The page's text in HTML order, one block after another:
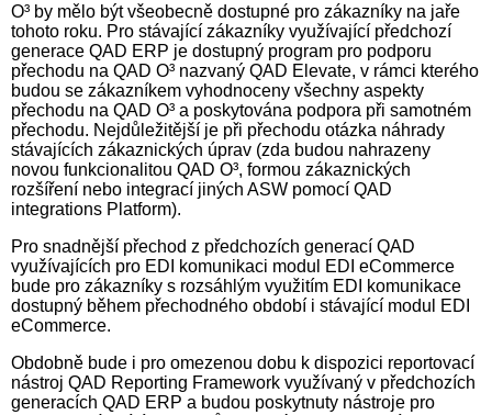
O³ by mělo být všeobecně dostupné pro zákazníky na jaře
tohoto roku. Pro stávající zákazníky využívající předchozí
generace QAD ERP je dostupný program pro podporu
přechodu na QAD O³ nazvaný QAD Elevate, v rámci kterého
budou se zákazníkem vyhodnoceny všechny aspekty
přechodu na QAD O³ a poskytována podpora při samotném
přechodu. Nejdůležitější je při přechodu otázka náhrady
stávajících zákaznických úprav (zda budou nahrazeny
novou funkcionalitou QAD O³, formou zákaznických
rozšíření nebo integrací jiných ASW pomocí QAD
integrations Platform).
Pro snadnější přechod z předchozích generací QAD
využívajících pro EDI komunikaci modul EDI eCommerce
bude pro zákazníky s rozsáhlým využitím EDI komunikace
dostupný během přechodného období i stávající modul EDI
eCommerce.
Obdobně bude i pro omezenou dobu k dispozici reportovací
nástroj QAD Reporting Framework využívaný v předchozích
generacích QAD ERP a budou poskytnuty nástroje pro